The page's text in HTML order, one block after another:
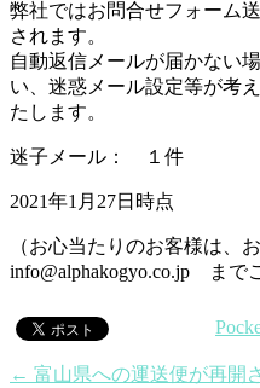
弊社ではお問合せフォーム
されます。
自動返信メールが届かない
い、迷惑メール設定等が考
たします。
迷子メール： １件
2021年1月27日時点
（お心当たりのお客様は
info@alphakogyo.co.jp まで
← 富山県への運送便が再開